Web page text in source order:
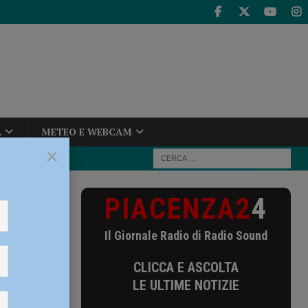
METEO E WEBCAM
PIACENZA24
Il Giornale Radio di Radio Sound
CLICCA E ASCOLTA
LE ULTIME NOTIZIE
×